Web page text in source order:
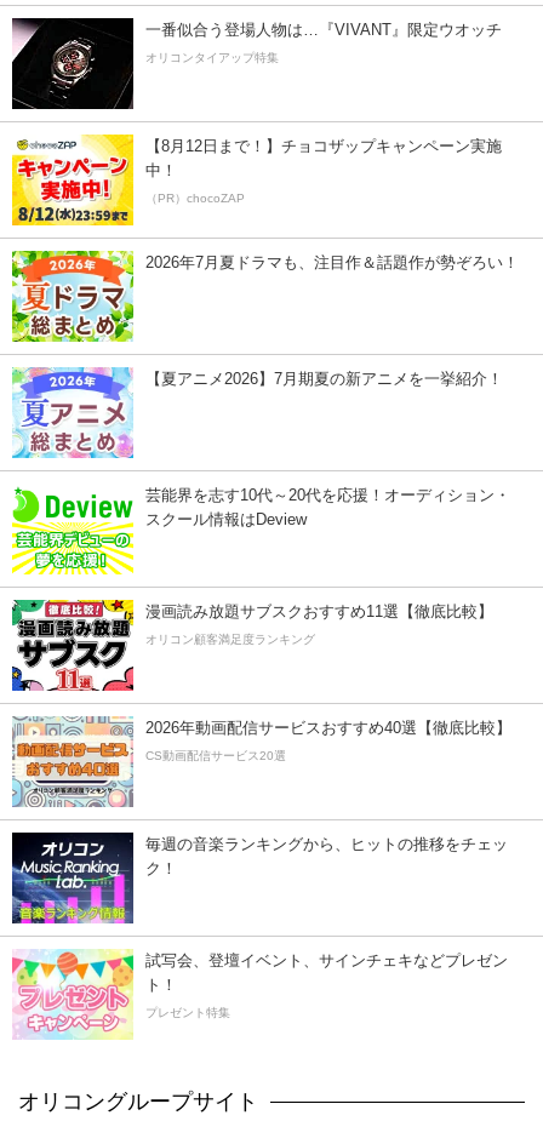
一番似合う登場人物は…『VIVANT』限定ウオッチ
オリコンタイアップ特集
【8月12日まで！】チョコザップキャンペーン実施
中！
（PR）chocoZAP
2026年7月夏ドラマも、注目作＆話題作が勢ぞろい！
【夏アニメ2026】7月期夏の新アニメを一挙紹介！
芸能界を志す10代～20代を応援！オーディション・
スクール情報はDeview
漫画読み放題サブスクおすすめ11選【徹底比較】
オリコン顧客満足度ランキング
2026年動画配信サービスおすすめ40選【徹底比較】
CS動画配信サービス20選
毎週の音楽ランキングから、ヒットの推移をチェッ
ク！
試写会、登壇イベント、サインチェキなどプレゼン
ト！
プレゼント特集
オリコングループサイト